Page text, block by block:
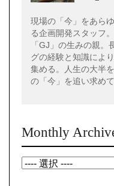
現場の「今」をあら
る企画開発スタッフ
「GJ」の生みの親
グの経験と知識によ
集める。人生の大半
の「今」を追い求め
Monthly